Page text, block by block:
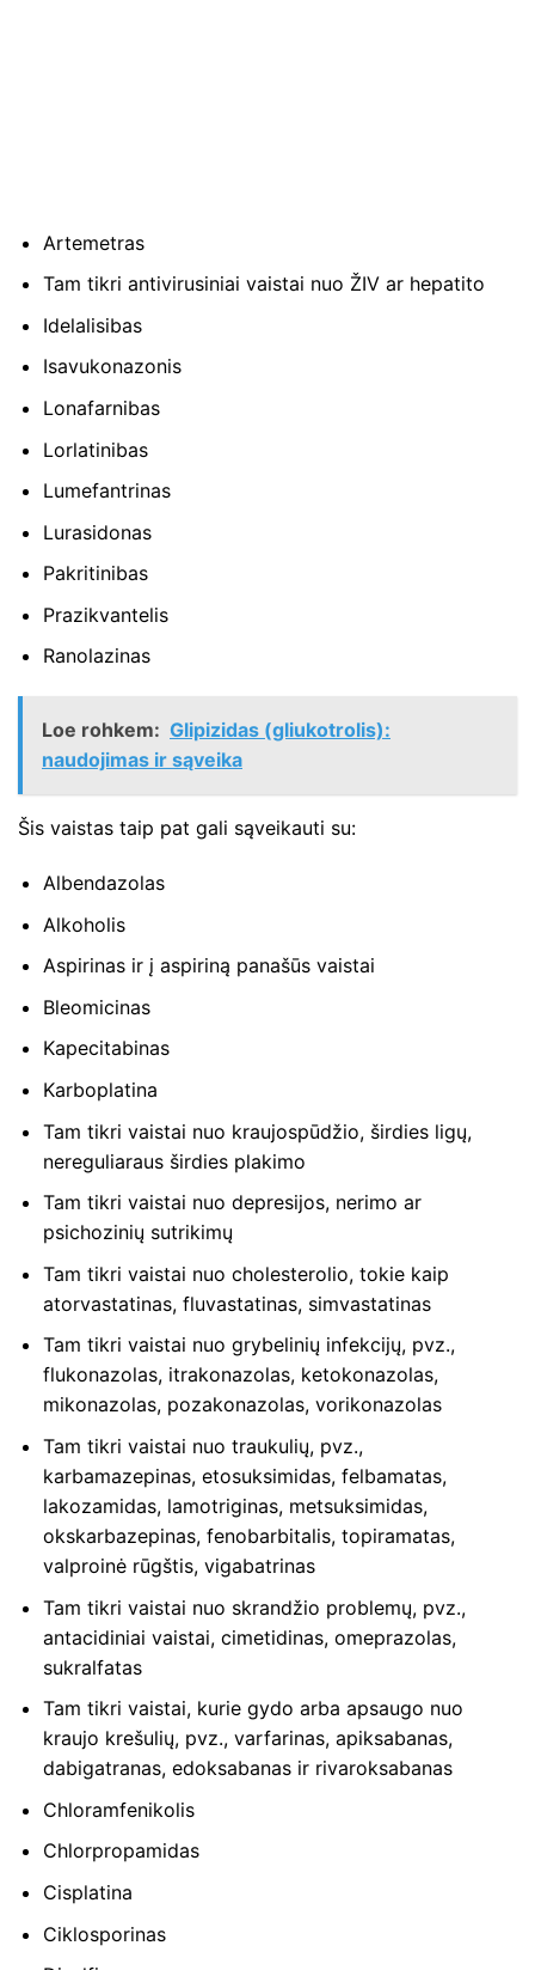
Artemetras
Tam tikri antivirusiniai vaistai nuo ŽIV ar hepatito
Idelalisibas
Isavukonazonis
Lonafarnibas
Lorlatinibas
Lumefantrinas
Lurasidonas
Pakritinibas
Prazikvantelis
Ranolazinas
Loe rohkem: Glipizidas (gliukotrolis):
naudojimas ir sąveika
Šis vaistas taip pat gali sąveikauti su:
Albendazolas
Alkoholis
Aspirinas ir į aspiriną ​​panašūs vaistai
Bleomicinas
Kapecitabinas
Karboplatina
Tam tikri vaistai nuo kraujospūdžio, širdies ligų,
nereguliaraus širdies plakimo
Tam tikri vaistai nuo depresijos, nerimo ar
psichozinių sutrikimų
Tam tikri vaistai nuo cholesterolio, tokie kaip
atorvastatinas, fluvastatinas, simvastatinas
Tam tikri vaistai nuo grybelinių infekcijų, pvz.,
flukonazolas, itrakonazolas, ketokonazolas,
mikonazolas, pozakonazolas, vorikonazolas
Tam tikri vaistai nuo traukulių, pvz.,
karbamazepinas, etosuksimidas, felbamatas,
lakozamidas, lamotriginas, metsuksimidas,
okskarbazepinas, fenobarbitalis, topiramatas,
valproinė rūgštis, vigabatrinas
Tam tikri vaistai nuo skrandžio problemų, pvz.,
antacidiniai vaistai, cimetidinas, omeprazolas,
sukralfatas
Tam tikri vaistai, kurie gydo arba apsaugo nuo
kraujo krešulių, pvz., varfarinas, apiksabanas,
dabigatranas, edoksabanas ir rivaroksabanas
Chloramfenikolis
Chlorpropamidas
Cisplatina
Ciklosporinas